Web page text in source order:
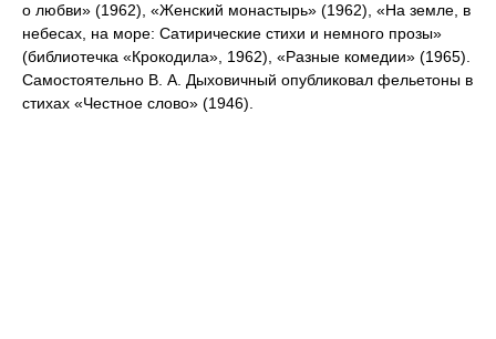
о любви» (1962), «Женский монастырь» (1962), «На земле, в
небесах, на море: Сатирические стихи и немного прозы»
(библиотечка «Крокодила», 1962), «Разные комедии» (1965).
Самостоятельно В. А. Дыховичный опубликовал фельетоны в
стихах «Честное слово» (1946).